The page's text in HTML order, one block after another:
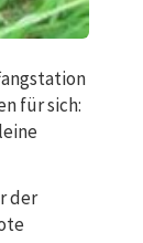
für sich:
der